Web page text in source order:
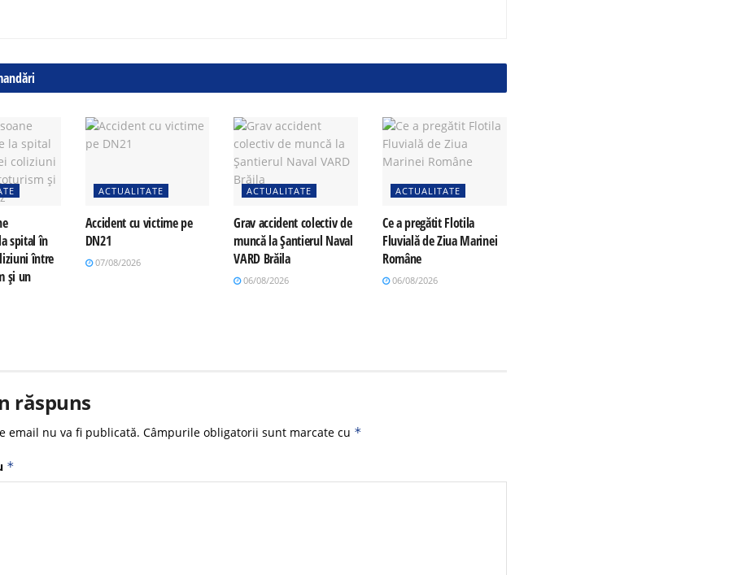
spital în
între
și un
ACTUALITATE
Accident cu victime pe
DN21
07/08/2026
ACTUALITATE
Grav accident colectiv de
muncă la Șantierul Naval
VARD Brăila
06/08/2026
ACTUALITATE
Ce a pregătit Flotila
Fluvială de Ziua Marinei
Române
06/08/2026
răspuns
email nu va fi publicată. Câmpurile obligatorii sunt marcate cu *
*